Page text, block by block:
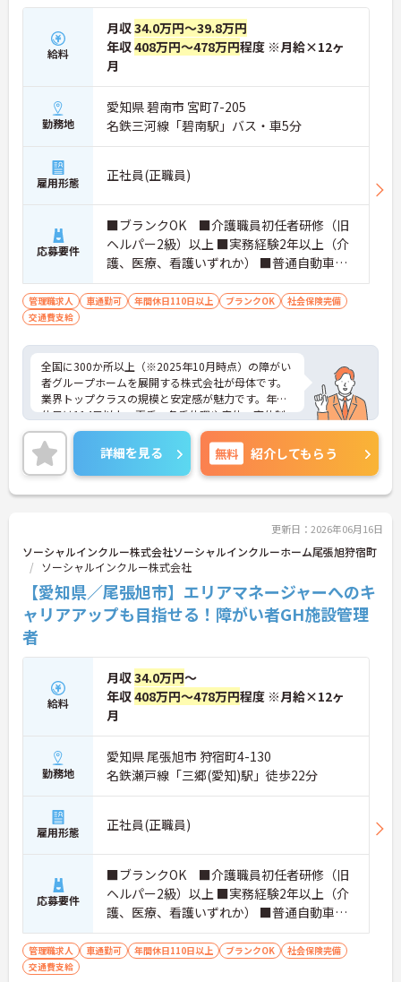
給料
月収34.0万円～39.8万円
年収408万円～478万円程度 ※月給×12ヶ
月
勤務地
愛知県 碧南市 宮町7-205
名鉄三河線「碧南駅」バス・車5分
雇用形態 正社員(正職員)
応募要件
■ブランクOK ■介護職員初任者研修（旧
ヘルパー2級）以上 ■実務経験2年以上（介
護、医療、看護いずれか） ■普通自動車運
転免許(AT限定可) ※管理業務に就かれて
いた方歓迎
管理職求人 車通勤可 年間休日110日以上 ブランクOK
社会保険完備
交通費支給
全国に300か所以上（※2025年10月時点）の障がい
者グループホームを展開する株式会社が母体です。
業界トップクラスの規模と安定感が魅力です。年間
休日は114日以上、夏季・冬季休暇や産休・育休制
度もしっかり整っており、プライベートとの両立も
可能。これまでのご経験を活かし、新しいキャリア
を築きたい方、ぜひご応募ください。20代から60代
まで、幅広い年代の方が活躍できる職場です。ご興
味のある方は詳細等をお伝えしますので、お気軽に
詳細を見る 無料 紹介してもらう
更新日：2026年06月16日
ソーシャルインクルー株式会社ソーシャルインクルーホーム尾張旭狩宿町
ソーシャルインクルー株式会社
【愛知県／尾張旭市】エリアマネージャーへのキ
ャリアアップも目指せる！障がい者GH施設管理
者
給料
月収34.0万円～
年収408万円～478万円程度 ※月給×12ヶ
月
勤務地
愛知県 尾張旭市 狩宿町4-130
名鉄瀬戸線「三郷(愛知)駅」徒歩22分
雇用形態 正社員(正職員)
応募要件
■ブランクOK ■介護職員初任者研修（旧
ヘルパー2級）以上 ■実務経験2年以上（介
護、医療、看護いずれか） ■普通自動車運
転免許(AT限定可) ※管理業務に就かれて
いた方歓迎
管理職求人 車通勤可 年間休日110日以上 ブランクOK
社会保険完備
交通費支給